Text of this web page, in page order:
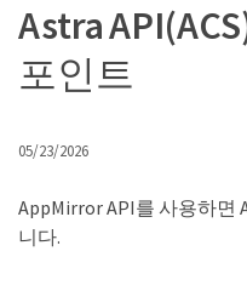
Astra
포인트
05/23/2026
AppMirror API를 사용하면
니다.